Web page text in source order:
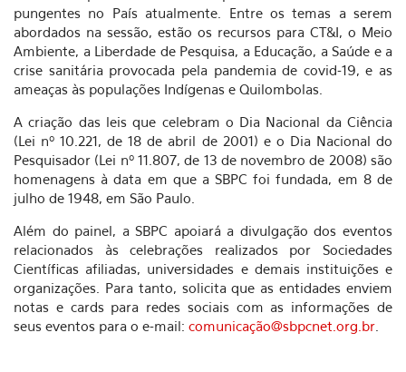
pungentes no País atualmente. Entre os temas a serem
abordados na sessão, estão os recursos para CT&I, o Meio
Ambiente, a Liberdade de Pesquisa, a Educação, a Saúde e a
crise sanitária provocada pela pandemia de covid-19, e as
ameaças às populações Indígenas e Quilombolas.
A criação das leis que celebram o Dia Nacional da Ciência
(Lei nº 10.221, de 18 de abril de 2001) e o Dia Nacional do
Pesquisador (Lei nº 11.807, de 13 de novembro de 2008) são
homenagens à data em que a SBPC foi fundada, em 8 de
julho de 1948, em São Paulo.
Além do painel, a SBPC apoiará a divulgação dos eventos
relacionados às celebrações realizados por Sociedades
Científicas afiliadas, universidades e demais instituições e
organizações. Para tanto, solicita que as entidades enviem
notas e cards para redes sociais com as informações de
seus eventos para o e-mail: comunicação@sbpcnet.org.br